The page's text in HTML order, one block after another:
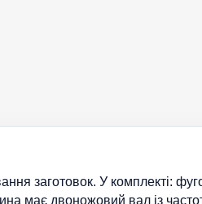
заготовок. У комплекті:
має двоножовий вал із